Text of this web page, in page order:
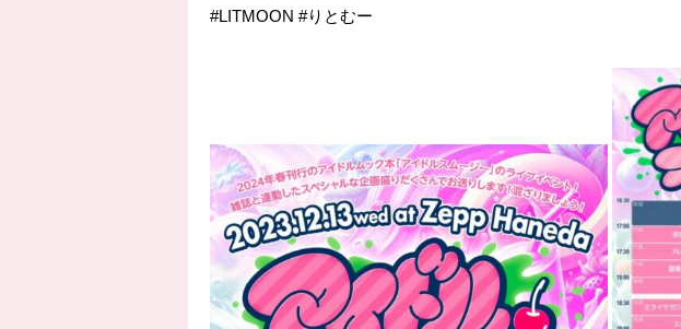
#LITMOON #りとむー